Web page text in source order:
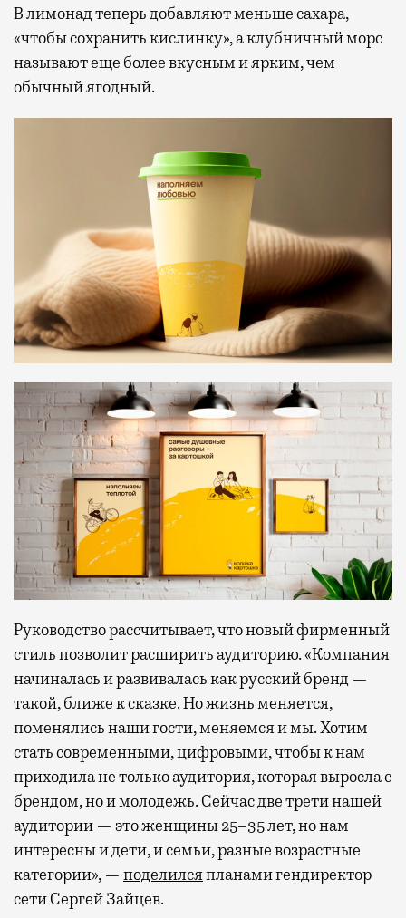
В лимонад теперь добавляют меньше сахара,
«чтобы сохранить кислинку», а клубничный морс
называют еще более вкусным и ярким, чем
обычный ягодный.
Руководство рассчитывает, что новый фирменный
стиль позволит расширить аудиторию. «Компания
начиналась и развивалась как русский бренд —
такой, ближе к сказке. Но жизнь меняется,
поменялись наши гости, меняемся и мы. Хотим
стать современными, цифровыми, чтобы к нам
приходила не только аудитория, которая выросла с
брендом, но и молодежь. Сейчас две трети нашей
аудитории — это женщины 25–35 лет, но нам
интересны и дети, и семьи, разные возрастные
категории», — поделилсяпланами гендиректор
сети Сергей Зайцев.